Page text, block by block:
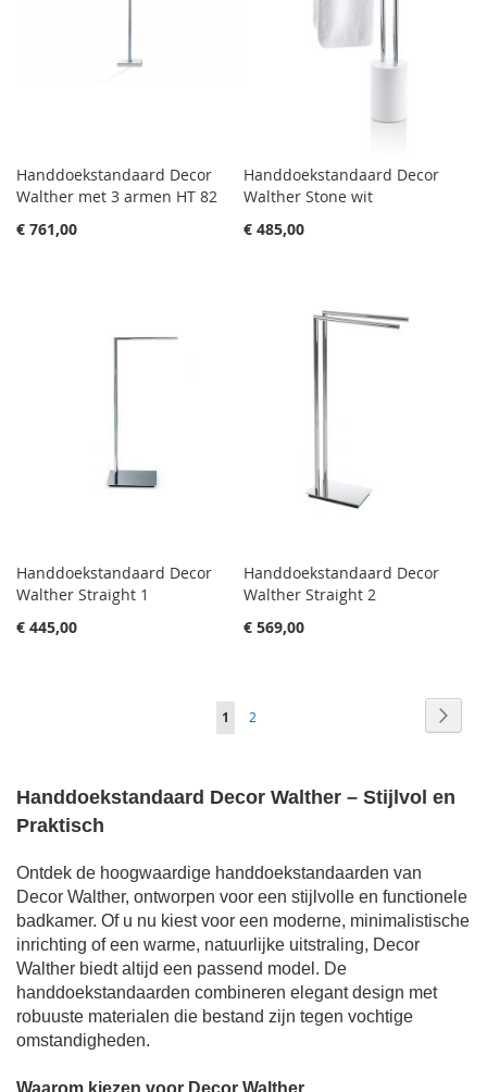
Handdoekstandaard Decor
Walther met 3 armen HT 82
€ 761,00
Handdoekstandaard Decor
Walther Stone wit
€ 485,00
Handdoekstandaard Decor
Walther Straight 1
€ 445,00
Handdoekstandaard Decor
Walther Straight 2
€ 569,00
Pagina
Je1 Pagina
2
Handdoekstandaard Decor Walther – Stijlvol en
Praktisch
Ontdek de hoogwaardige handdoekstandaarden van
Decor Walther, ontworpen voor een stijlvolle en functionele
badkamer. Of u nu kiest voor een moderne, minimalistische
inrichting of een warme, natuurlijke uitstraling, Decor
Walther biedt altijd een passend model. De
handdoekstandaarden combineren elegant design met
robuuste materialen die bestand zijn tegen vochtige
omstandigheden.
Waarom kiezen voor Decor Walther